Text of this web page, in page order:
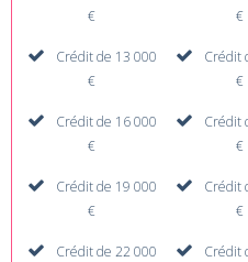
€
€
Crédit de 13 000
€
Crédit
€
Crédit de 16 000
€
Crédit
€
Crédit de 19 000
€
Crédit
€
Crédit de 22 000
Crédit